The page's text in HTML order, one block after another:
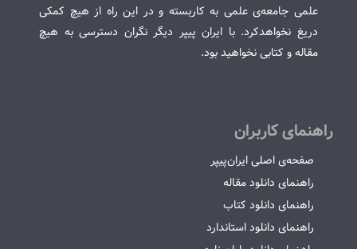
علمی جامعه‌ی علمی به کاربسته و در این راه از هیچ کمکی
دریغ نخواهدکرد. با ایران پیپر دیگر نگران دسترسی به هیچ
مقاله و کتابی نخواهید بود.
راهنمای کاربران
صفحه‌ی اصلی ایران‌پیپر
راهنمای دانلود مقاله
راهنمای دانلود کتاب
راهنمای دانلود استاندارد